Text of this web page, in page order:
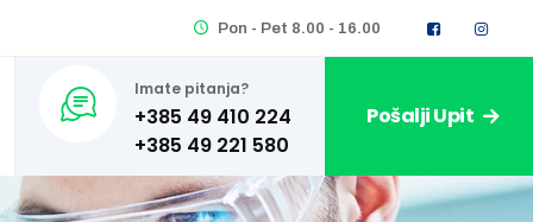
Pon - Pet 8.00 - 16.00
Imate pitanja?
+385 49 410 224 Pošalji Upit